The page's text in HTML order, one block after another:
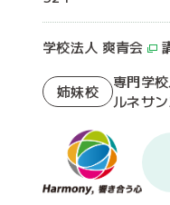
学校法人 爽青会
姉妹校
専門学
ルネサ